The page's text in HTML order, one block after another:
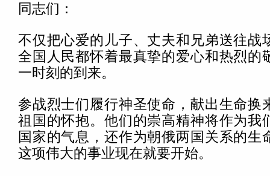
同志们：
不仅把心爱的儿子、丈夫和兄弟送往战
全国人民都怀着最真挚的爱心和热烈的
一时刻的到来。
参战烈士们履行神圣使命，献出生命换
祖国的怀抱。他们的崇高精神将作为我
国家的气息，还作为朝俄两国关系的生
这项伟大的事业现在就要开始。